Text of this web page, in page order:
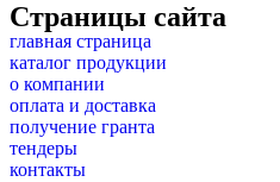
Страницы сайта
главная страница
каталог продукции
о компании
оплата и доставка
получение гранта
тендеры
контакты